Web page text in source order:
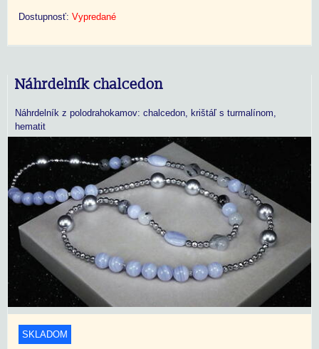
Dostupnosť: Vypredané
Náhrdelník chalcedon
Náhrdelník z polodrahokamov: chalcedon, krištáľ s turmalínom,
hematit
SKLADOM